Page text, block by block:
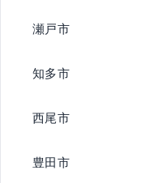
瀬戸市
知多市
西尾市
豊田市